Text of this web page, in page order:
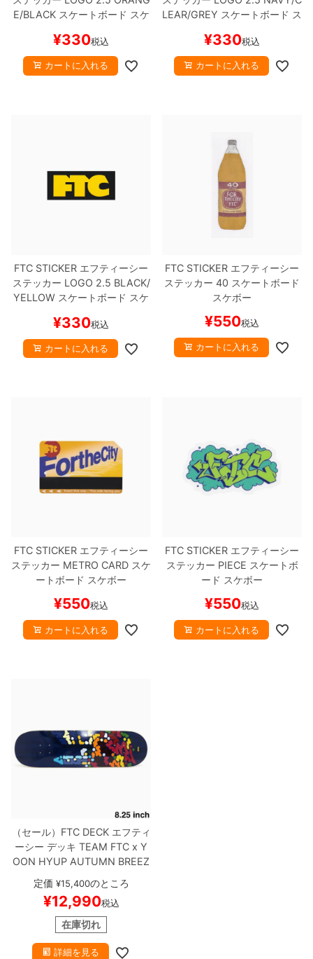
E/BLACKスケートボード スケ
¥330税込
カートに入れる
LEAR/GREY スケートボード ス
¥330税込
カートに入れる
FTC STICKER エフティーシー
ステッカー LOGO 2.5 BLACK/
YELLOW スケートボード スケ
¥330税込
カートに入れる
FTC STICKER エフティーシー
ステッカー 40 スケートボード
スケボー
¥550税込
カートに入れる
FTC STICKER エフティーシー
ステッカー METRO CARD スケ
ートボード スケボー
¥550税込
カートに入れる
FTC STICKER エフティーシー
ステッカー PIECE スケートボ
ード スケボー
¥550税込
カートに入れる
（セール） FTC DECKエフティ
ーシー デッキ TEAM FTC x Y
OON HYUP AUTUMN BREEZ
E 8.25
ー
定価 ¥15,400のところ
¥12,990税込
在庫切れ
詳細を見る